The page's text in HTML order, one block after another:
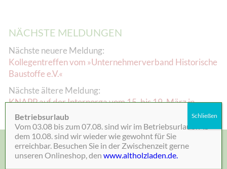
NÄCHSTE MELDUNGEN
Nächste neuere Meldung:
Kollegentreffen vom »Unternehmerverband Historische
Baustoffe e.V.«
Nächste ältere Meldung:
KNAPP auf der Internorga vom 15. bis 19. März in
Hamburg
KONTAKT
05532-1320
Betriebsurlaub
Vom 03.08 bis zum 07.08. sind wir im Betriebsurlaub. Ab
dem 10.08. sind wir wieder wie gewohnt für Sie
erreichbar. Besuchen Sie in der Zwischenzeit gerne
unseren Onlineshop, denwww.altholzladen.de.
Schließen